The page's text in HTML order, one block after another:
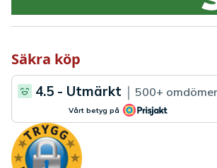
Säkra köp